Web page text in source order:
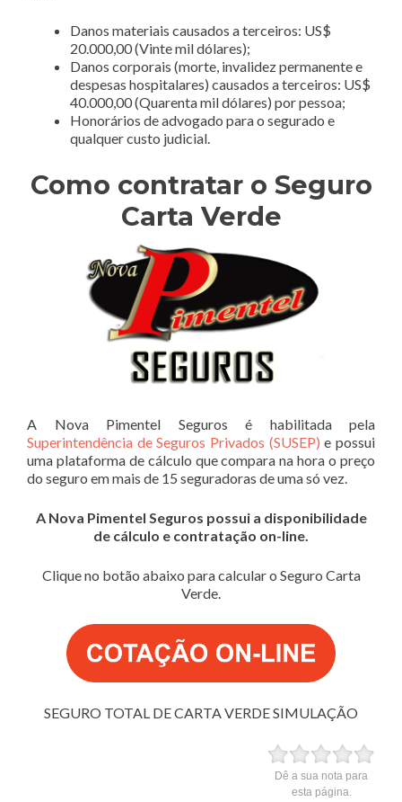
Danos materiais causados a terceiros: US$
20.000,00 (Vinte mil dólares);
Danos corporais (morte, invalidez permanente e
despesas hospitalares) causados a terceiros: US$
40.000,00 (Quarenta mil dólares) por pessoa;
Honorários de advogado para o segurado e
qualquer custo judicial.
Como contratar o Seguro
Carta Verde
A Nova Pimentel Seguros é habilitada pela
Superintendência de Seguros Privados (SUSEP) e possui
uma plataforma de cálculo que compara na hora o preço
do seguro em mais de 15 seguradoras de uma só vez.
A Nova Pimentel Seguros possui a disponibilidade
de cálculo e contratação on-line.
Clique no botão abaixo para calcular o Seguro Carta
Verde.
SEGURO TOTAL DE CARTA VERDE SIMULAÇÃO
Dê a sua nota para
esta página.